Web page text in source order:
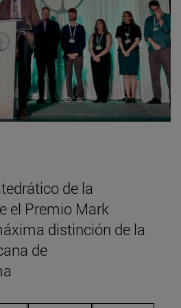
de la
el Premio Mark
distinción de la
de